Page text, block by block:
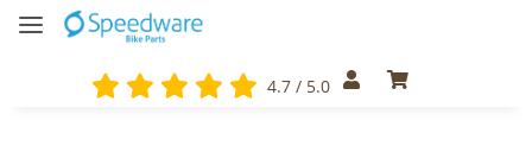
4.7 / 5.0